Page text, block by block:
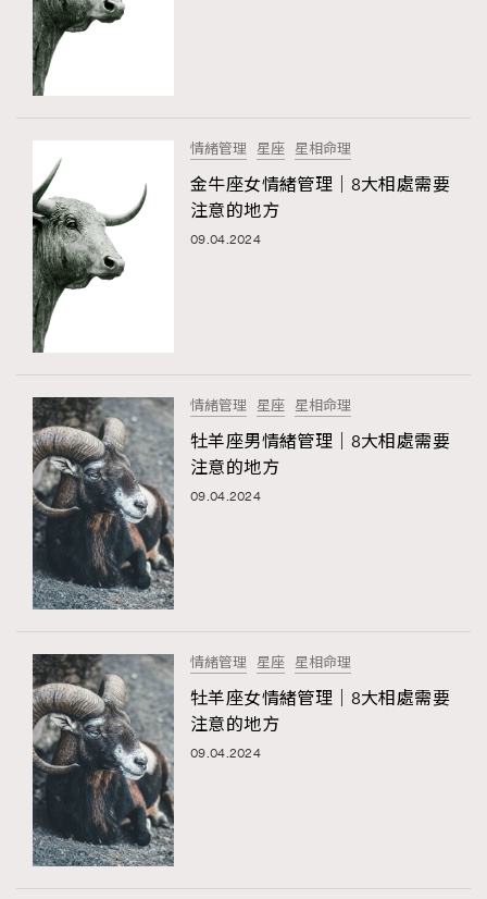
DressLikeAParisienne
EmpowerF
FashionWeek FigaroAesthetic
情緒管理 星座 星相命理
金牛座女情緒管理｜8大相處需要
注意的地方
09.04.2024
情緒管理 星座 星相命理
牡羊座男情緒管理｜8大相處需要
注意的地方
09.04.2024
情緒管理 星座 星相命理
牡羊座女情緒管理｜8大相處需要
注意的地方
09.04.2024